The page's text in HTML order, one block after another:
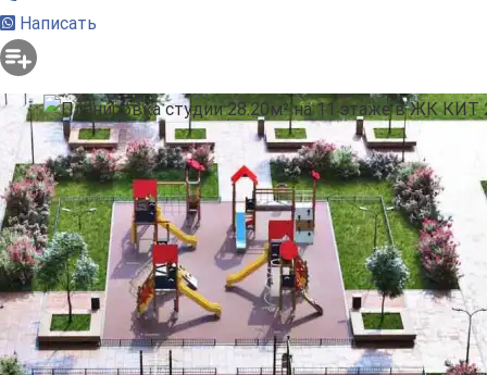
Написать